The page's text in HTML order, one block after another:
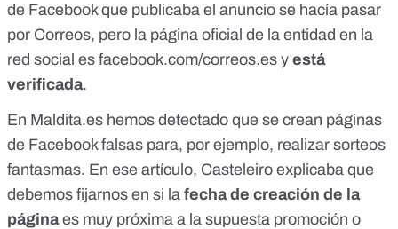
de Facebook que publicaba el anuncio se hacía pasar
por Correos, pero la página oficial de la entidad en la
red social es facebook.com/correos.es y está
verificada.
En Maldita.es hemos detectado que se crean páginas
de Facebook falsas para, por ejemplo, realizar sorteos
fantasmas. En ese artículo, Casteleiro explicaba que
debemos fijarnos en si la fecha de creación de la
páginaes muy próxima a la supuesta promoción o